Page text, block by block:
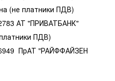
(не платники ПДВ)
АТ "ПРИВАТБАНК"
ПДВ)
ПрАТ "РАЙФФАЙЗЕН